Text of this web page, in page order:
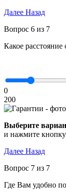
Далее Назад
Вопрос 6 из 7
Какое
0
200
Выберите
и нажмите
Далее Назад
Вопрос 7 из 7
Где Вам удобно